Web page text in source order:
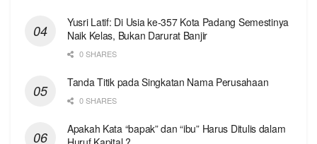
Yusri Latif: Di Usia ke-357 Kota Padang Semestinya
Naik Kelas, Bukan Darurat Banjir
0 SHARES
Tanda Titik pada Singkatan Nama Perusahaan
0 SHARES
Apakah Kata “bapak” dan “ibu” Harus Ditulis dalam